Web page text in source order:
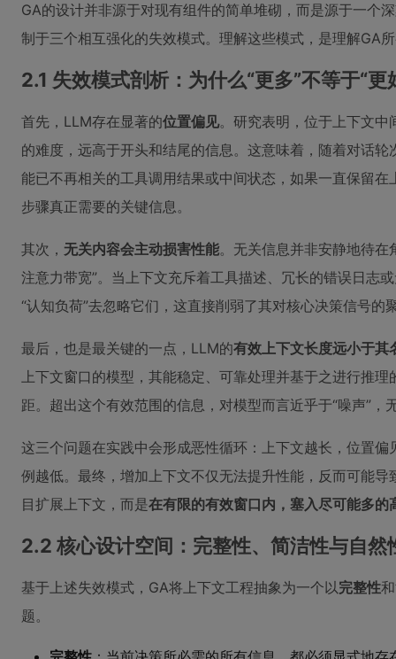
GA的设计并非源于对现有组件的简单堆砌，而是源于一个
制于三个相互强化的失效模式。理解这些模式，是理解GA
2.1 失效模式剖析：为什么“更多”不等于“更
首先，LLM存在显著的位置偏见。研究表明，位于上下文中
的难度，远高于开头和结尾的信息。这意味着，随着对话
能已不再相关的工具调用结果或中间状态，如果一直保留在
步骤真正需要的关键信息。
其次， 无关内容会主动损害性能。无关信息并非安静地待在
注意力带宽”。当上下文充斥着工具描述、冗长的错误日志
“认知负荷”去忽略它们，这直接削弱了其对核心决策信号的
最后，也是最关键的一点，LLM的有效上下文长度远小于其
上下文窗口的模型，其能稳定、可靠处理并基于之进行推
距。超出这个有效范围的信息，对模型而言近乎于“噪声”，
这三个问题在实践中会形成恶性循环：上下文越长，位置
例越低。最终，增加上下文不仅无法提升性能，反而可能
目扩展上下文，而是在有限的有效窗口内，塞入尽可能多的
2.2 核心设计空间：完整性、简洁性与自然
基于上述失效模式，GA将上下文工程抽象为一个以完整性和
题。